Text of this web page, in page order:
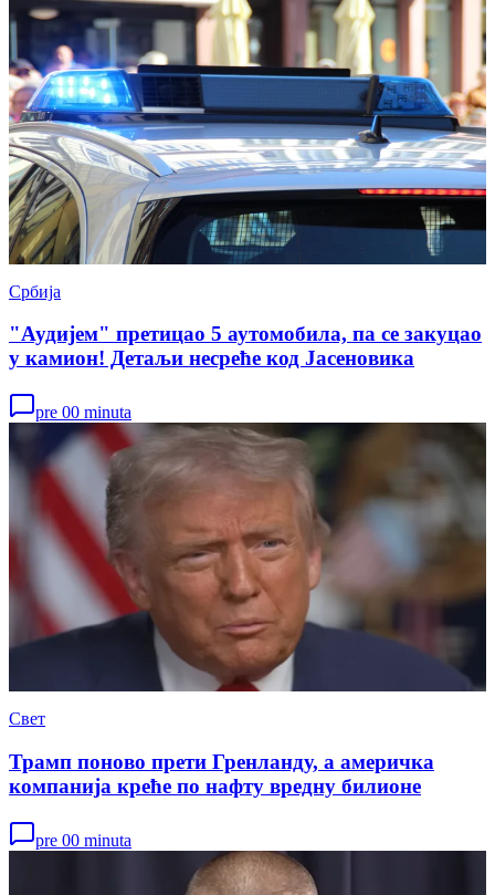
Србија
"Аудијем" претицао 5 аутомобила, па се закуцао
у камион! Детаљи несреће код Јасеновика
pre 00 minuta
Свет
Трамп поново прети Гренланду, а америчка
компанија креће по нафту вредну билионе
pre 00 minuta